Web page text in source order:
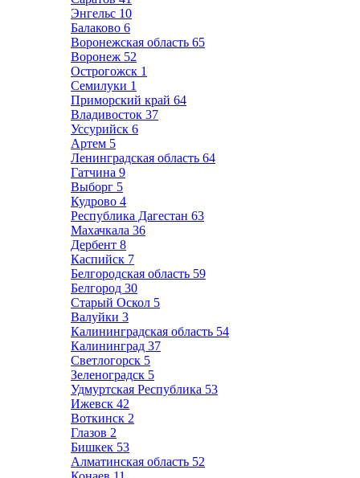
Энгельс 10
Балаково 6
Воронежская область 65
Воронеж 52
Острогожск 1
Семилуки 1
Приморский край 64
Владивосток 37
Уссурийск 6
Артем 5
Ленинградская область 64
Гатчина 9
Выборг 5
Кудрово 4
Республика Дагестан 63
Махачкала 36
Дербент 8
Каспийск 7
Белгородская область 59
Белгород 30
Старый Оскол 5
Валуйки 3
Калининградская область 54
Калининград 37
Светлогорск 5
Зеленоградск 5
Удмуртская Республика 53
Ижевск 42
Воткинск 2
Глазов 2
Бишкек 53
Алматинская область 52